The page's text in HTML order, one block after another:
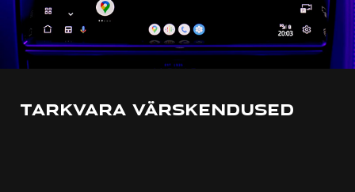
TARKVARA VÄRSKENDUSED